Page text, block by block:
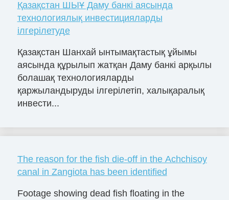
Қазақстан ШЫҰ Даму банкі аясында
технологиялық инвестицияларды
ілгерілетуде
Қазақстан Шанхай ынтымақтастық ұйымы
аясында құрылып жатқан Даму банкі арқылы
болашақ технологияларды
қаржыландыруды ілгерілетіп, халықаралық
инвести...
The reason for the fish die-off in the Achchisoy
canal in Zangiota has been identified
Footage showing dead fish floating in the